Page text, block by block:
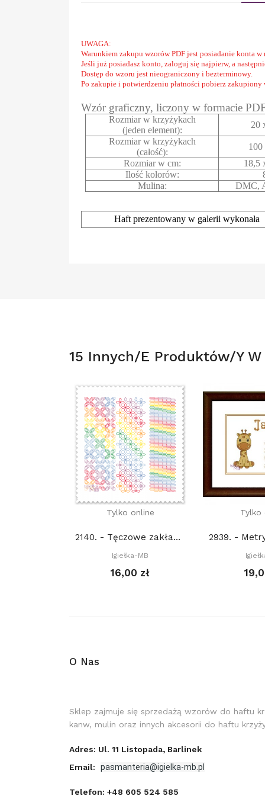
UWAGA:
Warunkiem zakupu wzorów PDF jest posiadanie konta w
Jeśli już posiadasz konto, zaloguj się najpierw, a
Dostęp do wzoru jest nieograniczony i bezterminowy.
Po zakupie i potwierdzeniu płatności pobierz zakupiony
Wzór graficzny, liczony w formacie
Rozmiar w krzyżykach
(jeden element):
20
Rozmiar w krzyżykach
(całość):
100
Rozmiar w cm:
18,5
Ilość kolorów:
Mulina:
DMC,
Haft prezentowany w galerii wykonała
15 Innych/e Produktów/y W
Tylko online
2140. - Tęczowe zakładki (PDF)
Igiełka-MB
16,00 zł
Tylko
O Nas
Sklep zajmuje się sprzedażą wzorów do haftu
kanw, mulin oraz innych akcesorii do haftu
Adres: Ul. 11 Listopada, Barlinek
Email:
pasmanteria@igielka-mb.pl
Telefon: +48 605 524 585